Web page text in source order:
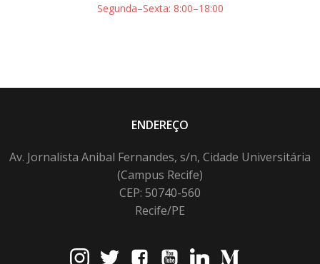
Segunda–Sexta: 8:00–18:00
ENDEREÇO
Av. Jornalista Anibal Fernandes, s/n, Cidade Universitária
(Campus Recife)
CEP: 50740-560
Recife/PE